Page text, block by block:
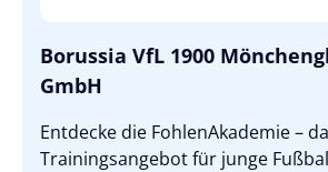
Borussia VfL 1900
GmbH
Entdecke die FohlenAkademie –
Trainingsangebot für junge